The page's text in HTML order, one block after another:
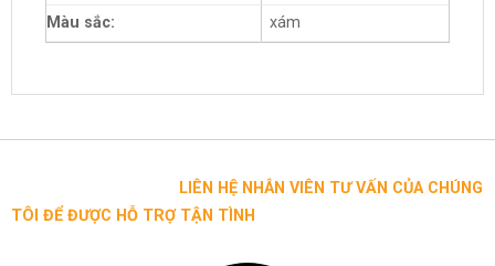
Màu sắc:
xám
LIÊN HỆ NHÂN VIÊN TƯ VẤN CỦA CHÚNG
TÔI ĐỂ ĐƯỢC HỖ TRỢ TẬN TÌNH